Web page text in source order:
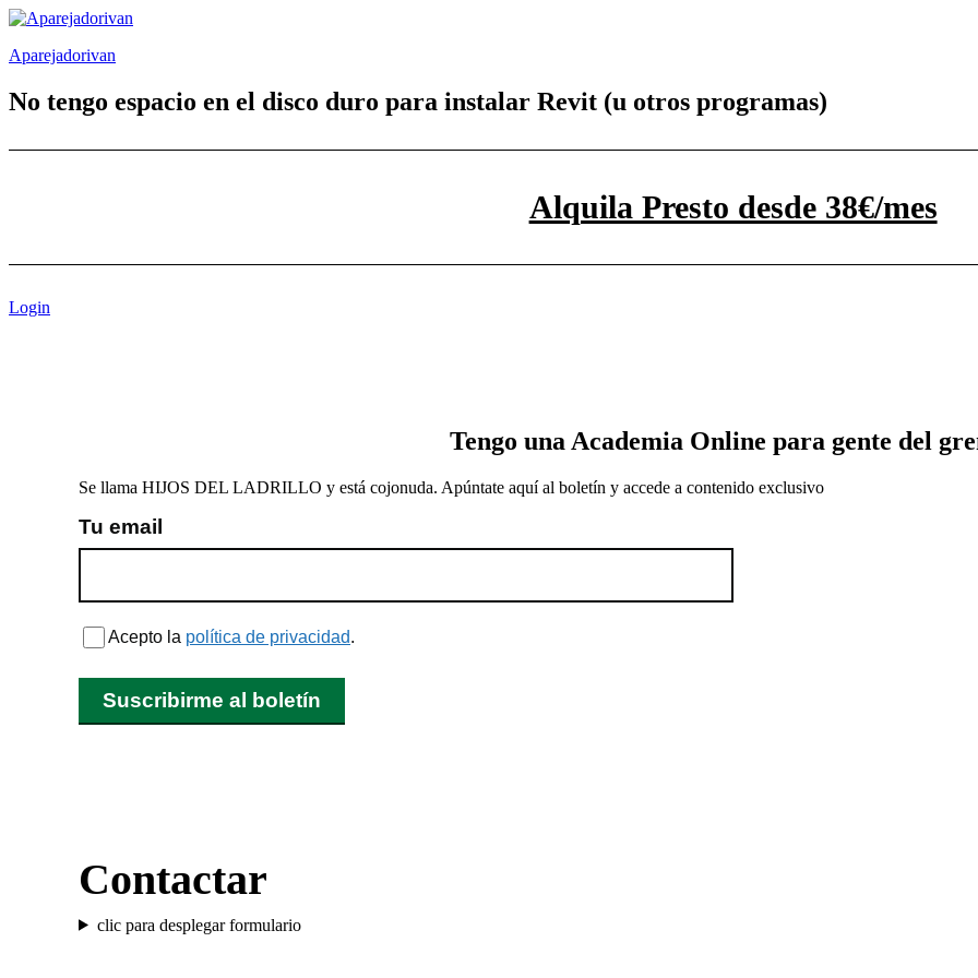
Saltar
contenido
Aparejadorivan
No tengo espacio en el disco duro para instalar Revit (u otros programas)
Alquila Presto desde 38€/mes
Login
Tengo una Academia Online para gente del
Se llama HIJOS DEL LADRILLO y está cojonuda. Apúntate aquí al boletín y accede a contenido exclusivo
Tu email
Acepto la política de privacidad.
Suscribirme al boletín
Contactar
clic para desplegar formulario